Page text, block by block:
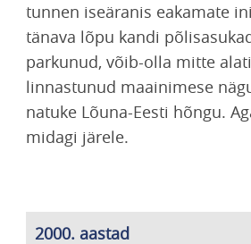
tunnen iseäranis eakamate
tänava lõpu kandi
parkunud, võib-olla mitte
linnastunud maainimese
natuke Lõuna-Eesti hõngu.
midagi järele.
2000. aastad